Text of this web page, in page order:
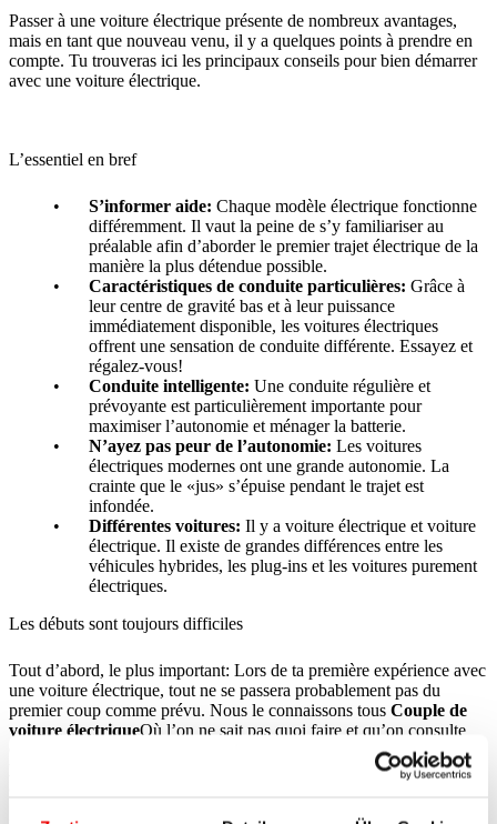
Passer à une voiture électrique présente de nombreux avantages,
mais en tant que nouveau venu, il y a quelques points à prendre en
compte. Tu trouveras ici les principaux conseils pour bien démarrer
avec une voiture électrique.
L’essentiel en bref
S’informer aide: Chaque modèle électrique fonctionne
différemment. Il vaut la peine de s’y familiariser au
préalable afin d’aborder le premier trajet électrique de la
manière la plus détendue possible.
Caractéristiques de conduite particulières: Grâce à
leur centre de gravité bas et à leur puissance
immédiatement disponible, les voitures électriques
offrent une sensation de conduite différente. Essayez et
régalez-vous!
Conduite intelligente: Une conduite régulière et
prévoyante est particulièrement importante pour
maximiser l’autonomie et ménager la batterie.
N’ayez pas peur de l’autonomie: Les voitures
électriques modernes ont une grande autonomie. La
crainte que le «jus» s’épuise pendant le trajet est
infondée.
Différentes voitures: Il y a voiture électrique et voiture
électrique. Il existe de grandes différences entre les
véhicules hybrides, les plug-ins et les voitures purement
électriques.
Les débuts sont toujours difficiles
Tout d’abord, le plus important: Lors de ta première expérience avec
une voiture électrique, tout ne se passera probablement pas du
premier coup comme prévu. Nous le connaissons tous Couple de
voiture électriqueOù l’on ne sait pas quoi faire et qu’on consulte
Comment retirer
le câble?Comment puis-je voir si la voiture est rechargée?